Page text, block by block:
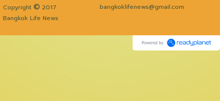
Copyright © 2017
bangkoklifenews@gmail.com
Bangkok Life News